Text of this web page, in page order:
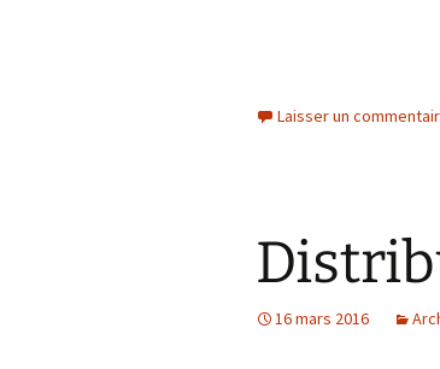
Laisser un
16 mars 2016